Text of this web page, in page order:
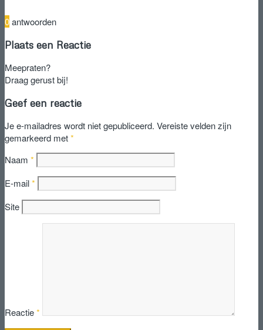
0antwoorden
Plaats een Reactie
Meepraten?
Draag gerust bij!
Geef een reactie
Je e-mailadres wordt niet gepubliceerd. Vereiste velden zijn
gemarkeerd met*
Naam *
E-mail*
Site
Reactie*